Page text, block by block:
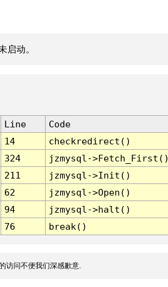
启动。
Line
Code
14
checkredirect()
324
jzmysql-
211
jzmysql->Init()
62
jzmysql->Open()
94
jzmysql->halt()
76 break()
访问不便我们深感歉意.